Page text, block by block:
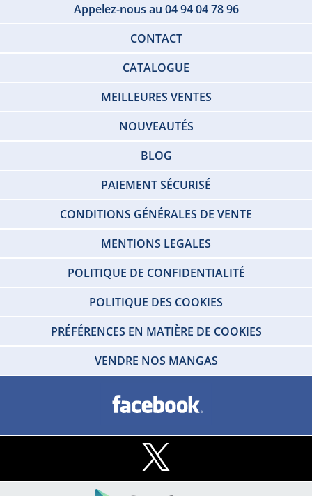
Appelez-nous au 04 94 04 78 96
CONTACT
CATALOGUE
MEILLEURES VENTES
NOUVEAUTÉS
BLOG
PAIEMENT SÉCURISÉ
CONDITIONS GÉNÉRALES DE VENTE
MENTIONS LEGALES
POLITIQUE DE CONFIDENTIALITÉ
POLITIQUE DES COOKIES
PRÉFÉRENCES EN MATIÈRE DE COOKIES
VENDRE NOS MANGAS